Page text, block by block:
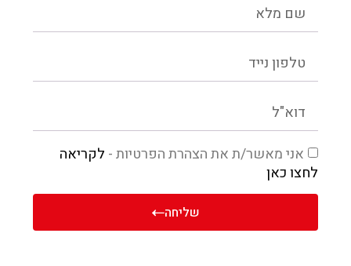
אני מאשר/ת את הצהרת הפרטיות - לקריאה
לחצו כאן
שליחה